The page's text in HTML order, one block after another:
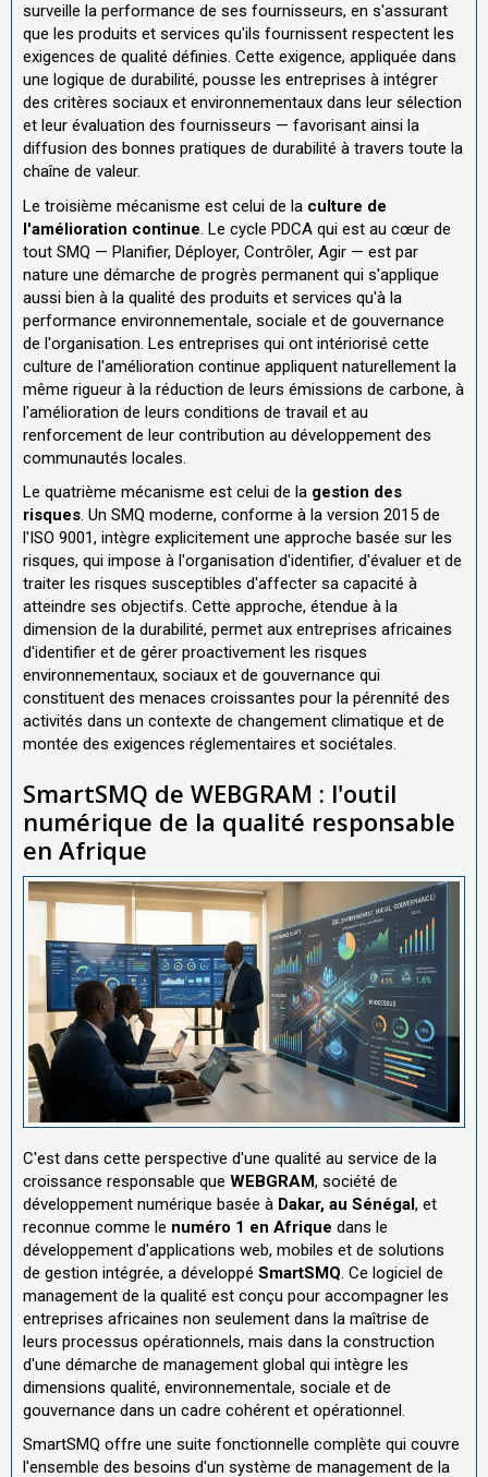
surveille la performance de ses fournisseurs, en s'assurant
que les produits et services qu'ils fournissent respectent les
exigences de qualité définies. Cette exigence, appliquée dans
une logique de durabilité, pousse les entreprises à intégrer
des critères sociaux et environnementaux dans leur sélection
et leur évaluation des fournisseurs — favorisant ainsi la
diffusion des bonnes pratiques de durabilité à travers toute la
chaîne de valeur.
Le troisième mécanisme est celui de la culture de
l'amélioration continue. Le cycle PDCA qui est au cœur de
tout SMQ — Planifier, Déployer, Contrôler, Agir — est par
nature une démarche de progrès permanent qui s'applique
aussi bien à la qualité des produits et services qu'à la
performance environnementale, sociale et de gouvernance
de l'organisation. Les entreprises qui ont intériorisé cette
culture de l'amélioration continue appliquent naturellement la
même rigueur à la réduction de leurs émissions de carbone, à
l'amélioration de leurs conditions de travail et au
renforcement de leur contribution au développement des
communautés locales.
Le quatrième mécanisme est celui de la gestion des
risques. Un SMQ moderne, conforme à la version 2015 de
l'ISO 9001, intègre explicitement une approche basée sur les
risques, qui impose à l'organisation d'identifier, d'évaluer et de
traiter les risques susceptibles d'affecter sa capacité à
atteindre ses objectifs. Cette approche, étendue à la
dimension de la durabilité, permet aux entreprises africaines
d'identifier et de gérer proactivement les risques
environnementaux, sociaux et de gouvernance qui
constituent des menaces croissantes pour la pérennité des
activités dans un contexte de changement climatique et de
montée des exigences réglementaires et sociétales.
SmartSMQ de WEBGRAM : l'outil
numérique de la qualité responsable
en Afrique
C'est dans cette perspective d'une qualité au service de la
croissance responsable que WEBGRAM, société de
développement numérique basée à Dakar, au Sénégal, et
reconnue comme le numéro 1 en Afrique dans le
développement d'applications web, mobiles et de solutions
de gestion intégrée, a développé SmartSMQ . Ce logiciel de
management de la qualité est conçu pour accompagner les
entreprises africaines non seulement dans la maîtrise de
leurs processus opérationnels, mais dans la construction
d'une démarche de management global qui intègre les
dimensions qualité, environnementale, sociale et de
gouvernance dans un cadre cohérent et opérationnel.
SmartSMQ offre une suite fonctionnelle complète qui couvre
l'ensemble des besoins d'un système de management de la